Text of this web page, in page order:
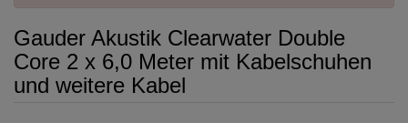
Gauder Akustik Clearwater Double
Core 2 x 6,0 Meter mit Kabelschuhen
und weitere Kabel